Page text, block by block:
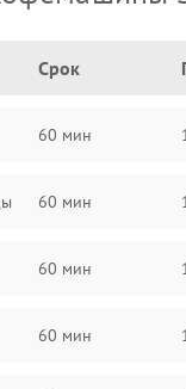
Срок
60 мин
60 мин
60 мин
60 мин